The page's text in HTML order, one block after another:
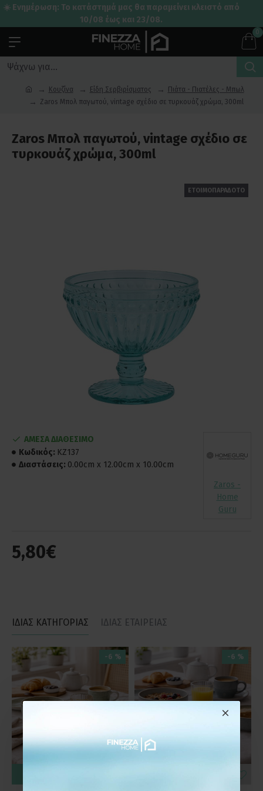
☀️ Ενημέρωση: Το κατάστημά μας θα παραμείνει κλειστό από
10/08 έως και 23/08.
0
Κουζίνα Είδη Σερβιρίσματος
Πιάτα - Πιατέλες - Μπωλ
Zaros Μπολ παγωτού, vintage σχέδιο σε τυρκουάζ χρώμα, 300ml
Zaros Μπολ παγωτού, vintage σχέδιο σε
τυρκουάζ χρώμα, 300ml
ΕΤΟΙΜΟΠΑΡΑΔΟΤΟ
5,80€
ΑΜΕΣΑ ΔΙΑΘΕΣΙΜΟ
Κωδικός: KZ137
Διαστάσεις: 0.00cm x 12.00cm x 10.00cm
Zaros -
Home
Guru
ΙΔΙΑΣ ΚΑΤΗΓΟΡΙΑΣ ΙΔΙΑΣ ΕΤΑΙΡΕΙΑΣ
-6 % -6 %